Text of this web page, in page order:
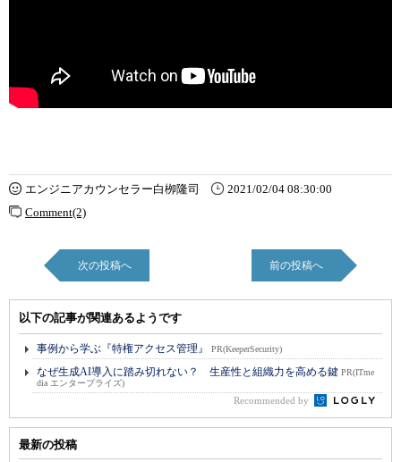
エンジニアカウンセラー白栁隆司
2021/02/04 08:30:00
Comment(2)
次の投稿へ 前の投稿へ
以下の記事が関連あるようです
事例から学ぶ『特権アクセス管理』 PR(KeeperSecurity)
なぜ生成AI導入に踏み切れない？ 生産性と組織力を高める鍵 PR(ITme
dia エンタープライズ)
Recommended by
最新の投稿